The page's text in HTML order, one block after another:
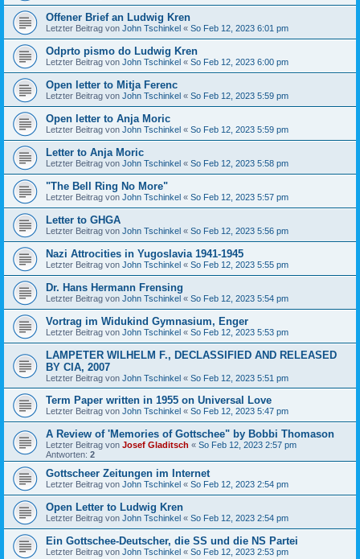
Offener Brief an Ludwig Kren
Letzter Beitrag von John Tschinkel « So Feb 12, 2023 6:01 pm
Odprto pismo do Ludwig Kren
Letzter Beitrag von John Tschinkel « So Feb 12, 2023 6:00 pm
Open letter to Mitja Ferenc
Letzter Beitrag von John Tschinkel « So Feb 12, 2023 5:59 pm
Open letter to Anja Moric
Letzter Beitrag von John Tschinkel « So Feb 12, 2023 5:59 pm
Letter to Anja Moric
Letzter Beitrag von John Tschinkel « So Feb 12, 2023 5:58 pm
"The Bell Ring No More"
Letzter Beitrag von John Tschinkel « So Feb 12, 2023 5:57 pm
Letter to GHGA
Letzter Beitrag von John Tschinkel « So Feb 12, 2023 5:56 pm
Nazi Attrocities in Yugoslavia 1941-1945
Letzter Beitrag von John Tschinkel « So Feb 12, 2023 5:55 pm
Dr. Hans Hermann Frensing
Letzter Beitrag von John Tschinkel « So Feb 12, 2023 5:54 pm
Vortrag im Widukind Gymnasium, Enger
Letzter Beitrag von John Tschinkel « So Feb 12, 2023 5:53 pm
LAMPETER WILHELM F., DECLASSIFIED AND RELEASED
BY CIA, 2007
Letzter Beitrag von John Tschinkel « So Feb 12, 2023 5:51 pm
Term Paper written in 1955 on Universal Love
Letzter Beitrag von John Tschinkel « So Feb 12, 2023 5:47 pm
A Review of 'Memories of Gottschee" by Bobbi Thomason
Letzter Beitrag von Josef Gladitsch « So Feb 12, 2023 2:57 pm
Antworten: 2
Gottscheer Zeitungen im Internet
Letzter Beitrag von John Tschinkel « So Feb 12, 2023 2:54 pm
Open Letter to Ludwig Kren
Letzter Beitrag von John Tschinkel « So Feb 12, 2023 2:54 pm
Ein Gottschee-Deutscher, die SS und die NS Partei
Letzter Beitrag von John Tschinkel « So Feb 12, 2023 2:53 pm